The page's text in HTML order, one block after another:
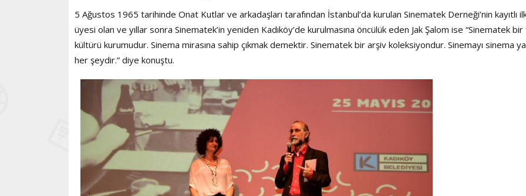
5 Ağustos 1965 tarihinde Onat Kutlar ve arkadaşları tarafından İstanbul’da kurulan Sinematek Derneği’nin kayıtlı
üyesi olan ve yıllar sonra Sinematek’in yeniden Kadıköy’de kurulmasına öncülük eden Jak Şalom ise “Sinematek
kültürü kurumudur. Sinema mirasına sahip çıkmak demektir. Sinematek bir arşiv koleksiyondur. Sinemayı sinema
her şeydir.” diye konuştu.